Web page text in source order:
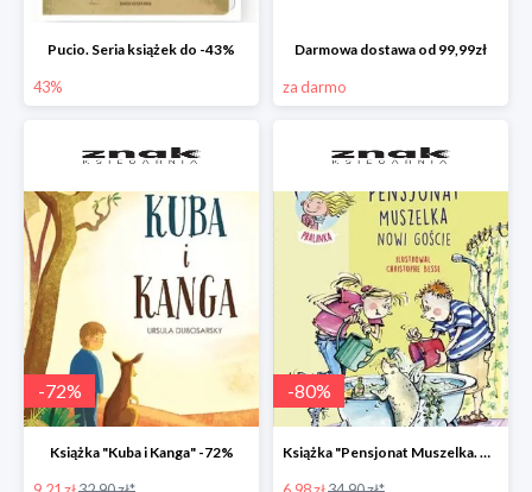
Pucio. Seria książek do -43%
43%
Darmowa dostawa od 99,99zł
za darmo
-72%
Książka "Kuba i Kanga" -72%
-80%
Książka "Pensjonat Muszelka. Nowi goście" taniej o 80%